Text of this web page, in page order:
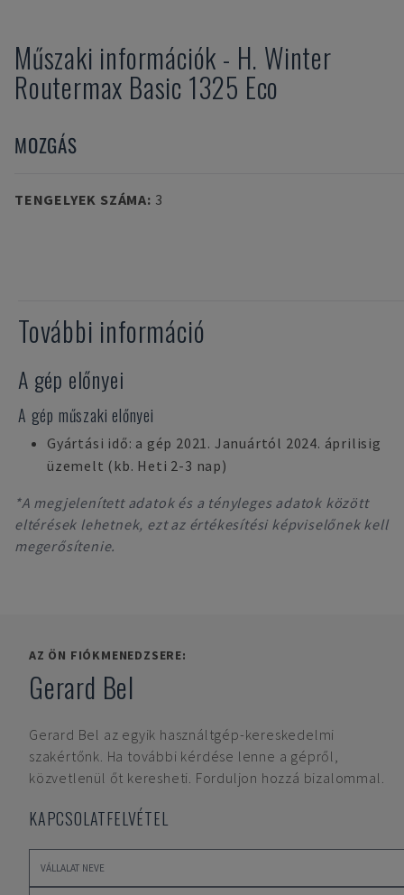
Műszaki információk - H. Winter
Routermax Basic 1325 Eco
MOZGÁS
TENGELYEK SZÁMA: 3
További információ
A gép előnyei
A gép műszaki előnyei
Gyártási idő: a gép 2021. Januártól 2024. áprilisig
üzemelt (kb. Heti 2-3 nap)
*A megjelenített adatok és a tényleges adatok között
eltérések lehetnek, ezt az értékesítési képviselőnek kell
megerősítenie.
AZ ÖN FIÓKMENEDZSERE:
Gerard Bel
Gerard Bel az egyik használtgép-kereskedelmi
szakértőnk. Ha további kérdése lenne a gépről,
közvetlenül őt keresheti. Forduljon hozzá bizalommal.
KAPCSOLATFELVÉTEL